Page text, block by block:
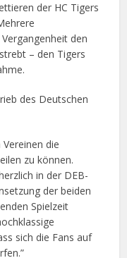
der HC Tigers
den
– den Tigers
des Deutschen
die
zu können.
in der DEB-
der beiden
Spielzeit
sich die Fans auf